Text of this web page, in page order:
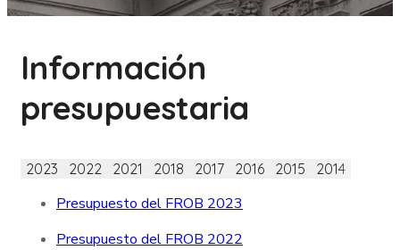
Información
presupuestaria
2023 2022 2021 2018 2017 2016 2015 2014
Presupuesto del FROB 2023
Presupuesto del FROB 2022